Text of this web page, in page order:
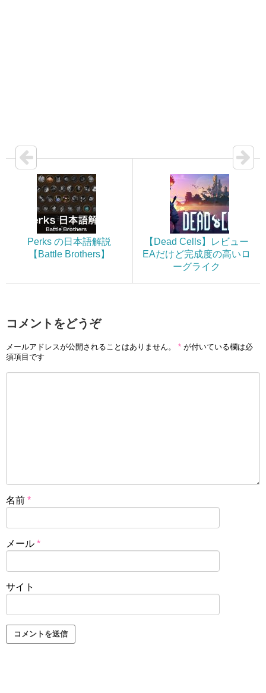
Perks の日本語解説
【Battle Brothers】
【Dead Cells】レビュー
EAだけど完成度の高いロ
ーグライク
コメントをどうぞ
メールアドレスが公開されることはありません。 * が付いている欄は必
須項目です
名前 *
メール *
サイト